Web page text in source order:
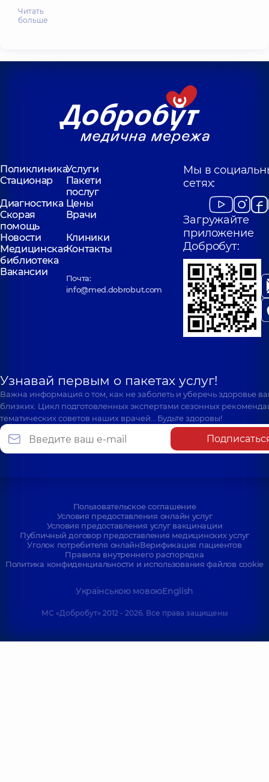
Читать
больше
ПоликлиникаУслуги
Стационар
Пакети
послуг
Диагностика Цены
Скорая
помощь
Врачи
Новости
Клиники
Медицинская
библиотека
Контакты
Вакансии
Почта:
info@med.dobrobut.com
Мы в
сетях:
Загружайте
приложение
Добробут:
Узнавай первым о пакетах услуг!
Важна информация о том, как не заболеть и уберечь здоровье
близких. Цикл подготовленных экспертами сезонных
тематических советов наших врачей… Будьте здоровы!
Пользовательское соглашение
Условия предоставления онлайн услуг
Условия предоставления услуг вакцинации
Публичный договор предоставления медицинских услуг
Уголок потребителя онлайнВерификация пациентов
Правила внутреннего распорядка
Политика конфиденциальности и использования файлов cookie
Українською мовоюEnglish
МС «Добробут» 2012 - 2026. Все права защищены